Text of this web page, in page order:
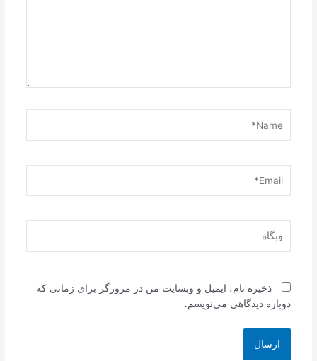
ذخیره نام، ایمیل و وبسایت من در مرورگر برای زمانی که
دوباره دیدگاهی می‌نویسم.